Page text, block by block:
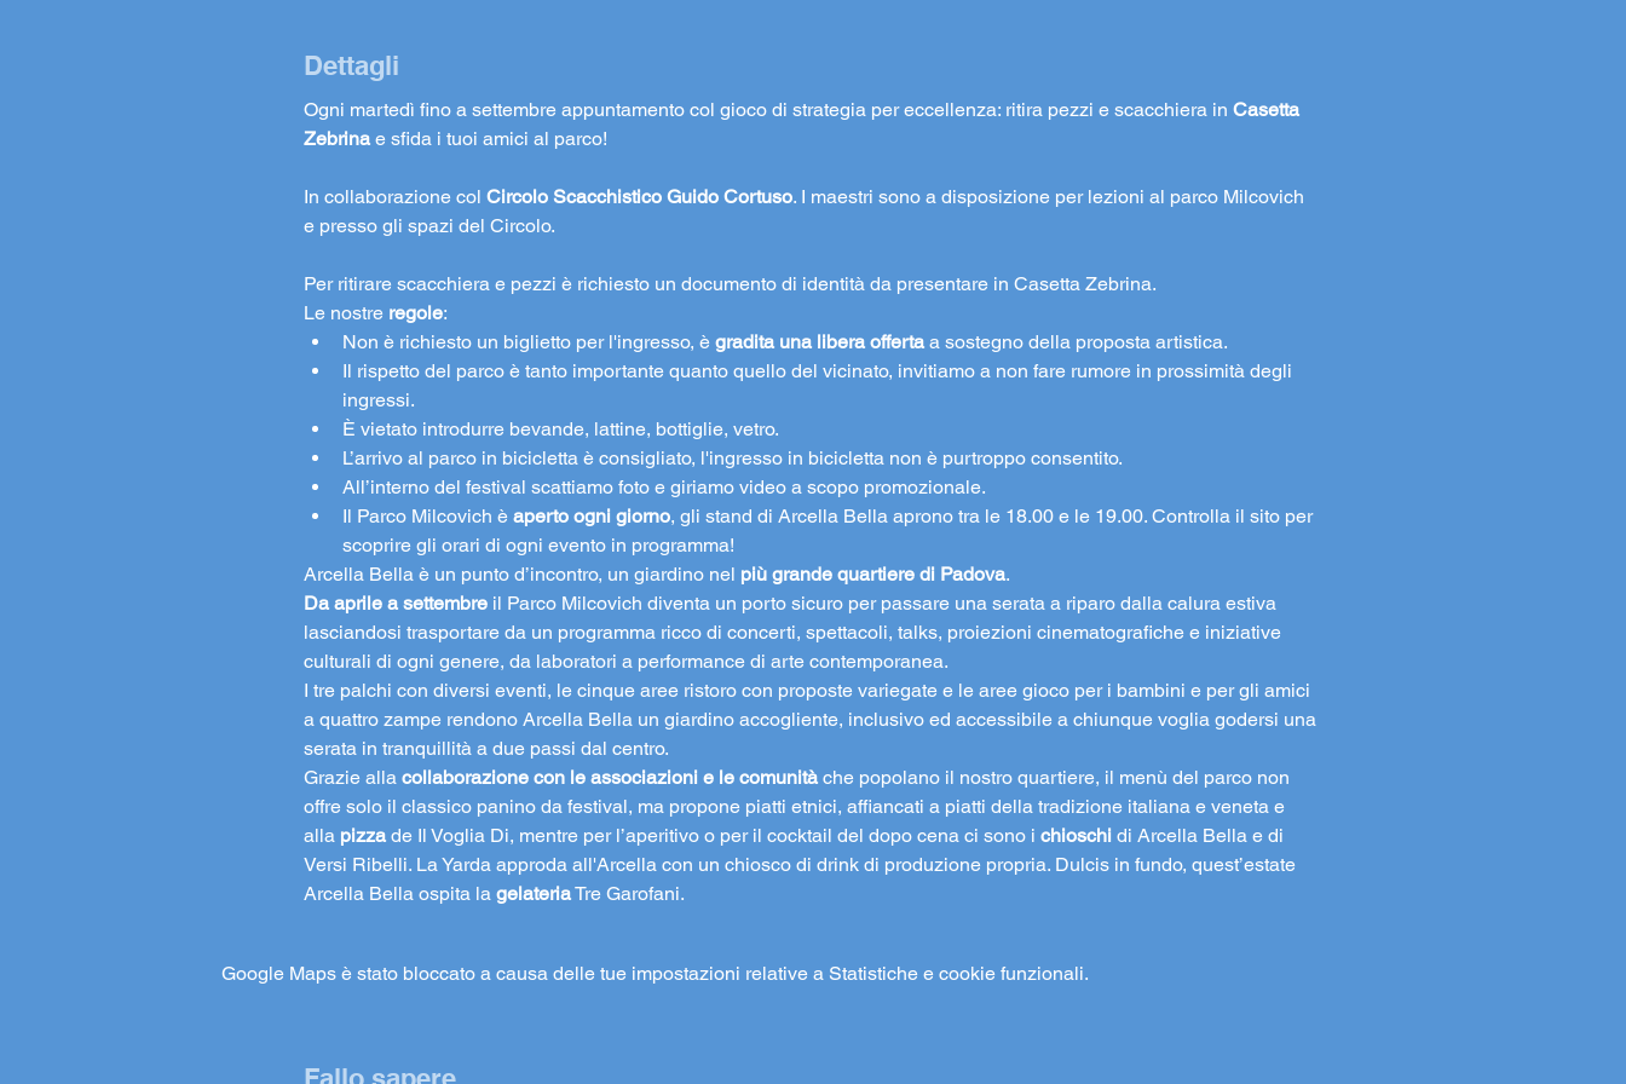
Dettagli
Ogni martedì fino a settembre appuntamento col gioco di strategia per eccellenza: ritira pezzi e scacchiera in Casetta
Zebrina e sfida i tuoi amici al parco!
In collaborazione col Circolo Scacchistico Guido Cortuso. I maestri sono a disposizione per lezioni al parco Milcovich
e presso gli spazi del Circolo.
Per ritirare scacchiera e pezzi è richiesto un documento di identità da presentare in Casetta Zebrina.
Le nostre regole:
Non è richiesto un biglietto per l'ingresso, è gradita una libera offerta a sostegno della proposta artistica.
Il rispetto del parco è tanto importante quanto quello del vicinato, invitiamo a non fare rumore in prossimità degli
ingressi.
È vietato introdurre bevande, lattine, bottiglie, vetro.
L’arrivo al parco in bicicletta è consigliato, l'ingresso in bicicletta non è purtroppo consentito.
All’interno del festival scattiamo foto e giriamo video a scopo promozionale.
Il Parco Milcovich è aperto ogni giorno, gli stand di Arcella Bella aprono tra le 18.00 e le 19.00. Controlla il sito per
scoprire gli orari di ogni evento in programma!
Arcella Bella è un punto d’incontro, un giardino nel più grande quartiere di Padova.
Da aprile a settembre il Parco Milcovich diventa un porto sicuro per passare una serata a riparo dalla calura estiva
lasciandosi trasportare da un programma ricco di concerti, spettacoli, talks, proiezioni cinematografiche e iniziative
culturali di ogni genere, da laboratori a performance di arte contemporanea.
I tre palchi con diversi eventi, le cinque aree ristoro con proposte variegate e le aree gioco per i bambini e per gli amici
a quattro zampe rendono Arcella Bella un giardino accogliente, inclusivo ed accessibile a chiunque voglia godersi una
serata in tranquillità a due passi dal centro.
Grazie alla collaborazione con le associazioni e le comunità che popolano il nostro quartiere, il menù del parco non
offre solo il classico panino da festival, ma propone piatti etnici, affiancati a piatti della tradizione italiana e veneta e
alla pizza de Il Voglia Di, mentre per l’aperitivo o per il cocktail del dopo cena ci sono i chioschi di Arcella Bella e di
Versi Ribelli. La Yarda approda all'Arcella con un chiosco di drink di produzione propria. Dulcis in fundo, quest’estate
Arcella Bella ospita la gelateria Tre Garofani.
Google Maps è stato bloccato a causa delle tue impostazioni relative a Statistiche e cookie funzionali.